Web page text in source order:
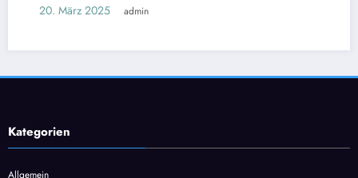
März 2025 admin
Kategorien